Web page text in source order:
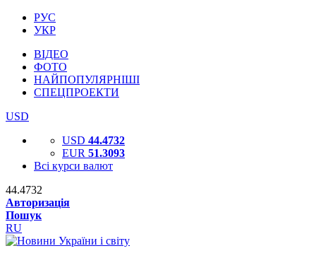
РУС
УКР
ВІДЕО
ФОТО
НАЙПОПУЛЯРНІШІ
СПЕЦПРОЕКТИ
USD
USD 44.4732
EUR 51.3093
Всі курси валют
44.4732
Авторизація
Пошук
RU